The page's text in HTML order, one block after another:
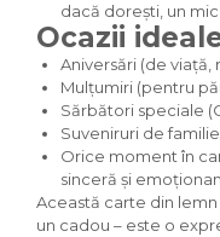
dacă dorești, un
Ocazii
Aniversări (de viață,
Mulțumiri (pentru
Sărbători speciale
Suveniruri de
Orice moment în
sinceră și
Această carte din
un cadou – este o